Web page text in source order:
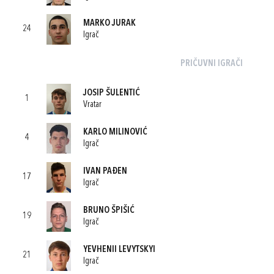
24
MARKO JURAK
Igrač
PRIČUVNI IGRAČI
1
JOSIP ŠULENTIĆ
Vratar
4
KARLO MILINOVIĆ
Igrač
17
IVAN PAĐEN
Igrač
19
BRUNO ŠPIŠIĆ
Igrač
21
YEVHENII LEVYTSKYI
Igrač